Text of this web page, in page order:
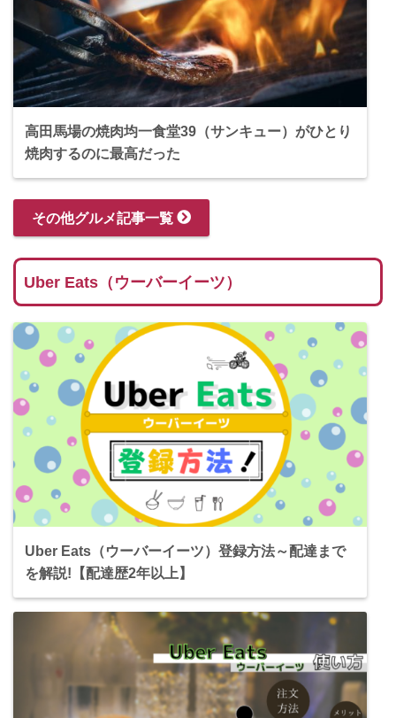
高田馬場の焼肉均一食堂39（サンキュー）がひとり
焼肉するのに最高だった
その他グルメ記事一覧
Uber Eats（ウーバーイーツ）
Uber Eats（ウーバーイーツ）登録方法～配達まで
を解説!【配達歴2年以上】